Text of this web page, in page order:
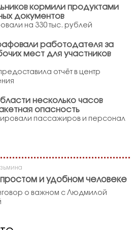
кормили продуктами
документов
на 330 тыс. рублей
работодателя за
мест для участников
отчёт в центр
несколько часов
опасность
пассажиров и персонал
и удобном человеке
о важном с Людмилой